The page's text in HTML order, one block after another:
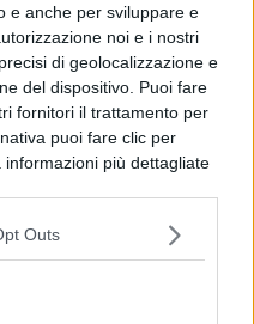
e anche per sviluppare e
noi e i nostri
di geolocalizzazione e
del dispositivo. Puoi fare
fornitori il trattamento per
puoi fare clic per
più dettagliate
ma hai il diritto di
preferenze si
Puoi modificare le tue
su questo sito o
Outs